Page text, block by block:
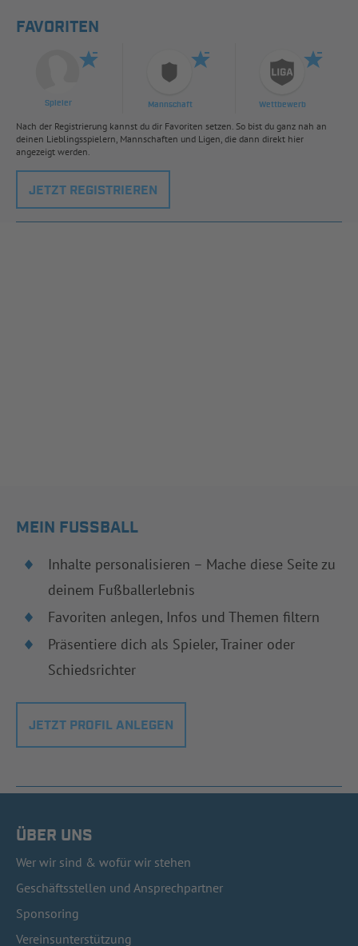
FAVORITEN
Spieler Mannschaft Wettbewerb
Nach der Registrierung kannst du dir Favoriten setzen. So bist du ganz nah an
deinen Lieblingsspielern, Mannschaften und Ligen, die dann direkt hier
angezeigt werden.
JETZT REGISTRIEREN
MEIN FUSSBALL
Inhalte personalisieren – Mache diese Seite zu
deinem Fußballerlebnis
Favoriten anlegen, Infos und Themen filtern
Präsentiere dich als Spieler, Trainer oder
Schiedsrichter
JETZT PROFIL ANLEGEN
ÜBER UNS
Wer wir sind & wofür wir stehen
Geschäftsstellen und Ansprechpartner
Sponsoring
Vereinsunterstützung